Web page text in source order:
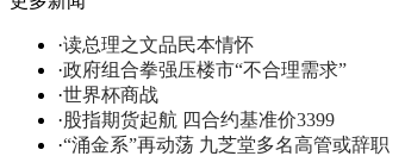
·读总理之文品民本情怀
·政府组合拳强压楼市“不合理需求”
·世界杯商战
· 股指期货起航 四合约基准价3399
·“涌金系”再动荡 九芝堂多名高管或辞职